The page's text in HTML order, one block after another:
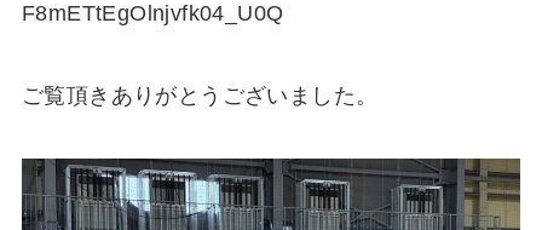
F8mETtEgOlnjvfk04_U0Q
ご覧頂きありがとうございました。